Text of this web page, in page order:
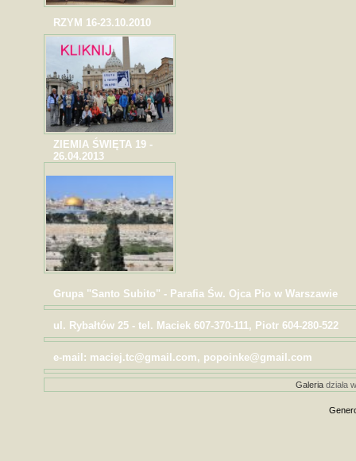
RZYM 16-23.10.2010
ZIEMIA ŚWIĘTA 19 -
26.04.2013
Grupa "Santo Subito" - Parafia Św. Ojca Pio w Warszawie
ul. Rybałtów 25 - tel. Maciek 607-370-111, Piotr 604-280-522
e-mail: maciej.tc@gmail.com, popoinke@gmail.com
Galeriadziała